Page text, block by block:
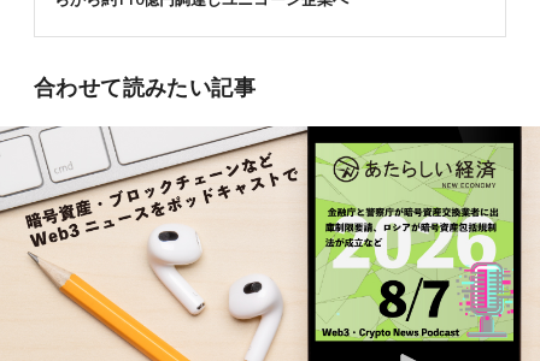
合わせて読みたい記事